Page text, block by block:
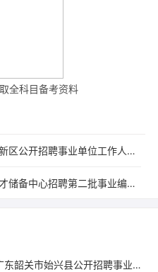
全科目备考资料
2025年广东茂名滨海新区公开招聘事业单位工作人员19人公告
2025年广东清远市人才储备中心招聘第二批事业编制高层次人员4人公告
2026年下半年“百万英才汇南粤”广东韶关市始兴县公开招聘事业单位工作人员55人公告